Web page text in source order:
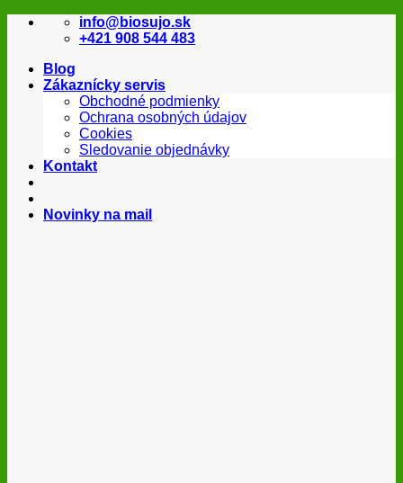
Skip
info@biosujo.sk
+421 908 544 483
Blog
Zákaznícky servis
Obchodné podmienky
Ochrana osobných údajov
Cookies
Sledovanie objednávky
Kontakt
Novinky na mail